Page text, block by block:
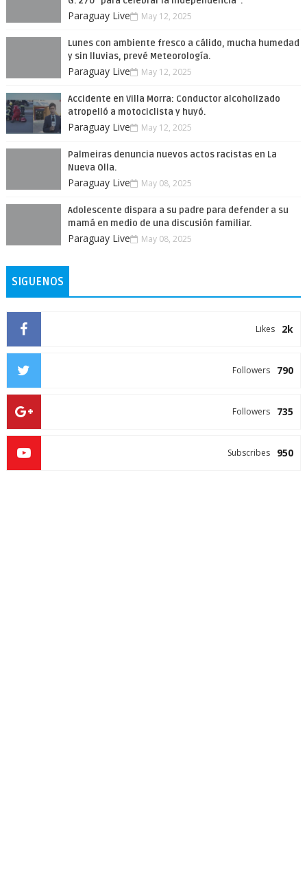
Paraguay Live May 12, 2025
Lunes con ambiente fresco a cálido, mucha humedad
y sin lluvias, prevé Meteorología.
Paraguay Live May 12, 2025
Accidente en Villa Morra: Conductor alcoholizado
atropelló a motociclista y huyó.
Paraguay Live May 12, 2025
Palmeiras denuncia nuevos actos racistas en La
Nueva Olla.
Paraguay Live May 08, 2025
Adolescente dispara a su padre para defender a su
mamá en medio de una discusión familiar.
Paraguay Live May 08, 2025
SIGUENOS
2k
Likes
790
Followers
735
Followers
950
Subscribes